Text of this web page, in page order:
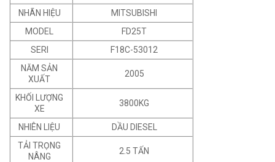
NHÃN HIỆU
MITSUBISHI
MODEL
FD25T
SERI
F18C-53012
NĂM SẢN
XUẤT
2005
KHỐI LƯỢNG
XE
3800KG
NHIÊN LIỆU
DẦU DIESEL
TẢI TRỌNG
NÂNG
2.5 TẤN